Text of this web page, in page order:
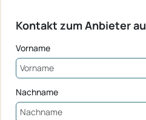
Kontakt zum Anbieter
Vorname
Nachname